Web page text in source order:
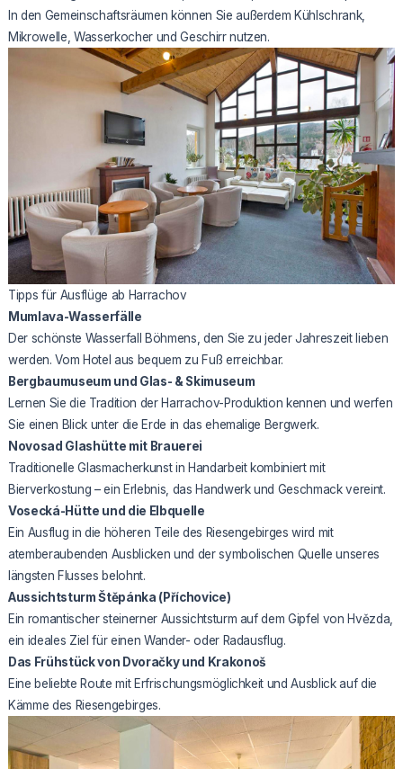
In den Gemeinschaftsräumen können Sie außerdem Kühlschrank,
Mikrowelle, Wasserkocher und Geschirr nutzen.
Tipps für Ausflüge ab Harrachov
Mumlava-Wasserfälle
Der schönste Wasserfall Böhmens, den Sie zu jeder Jahreszeit lieben
werden. Vom Hotel aus bequem zu Fuß erreichbar.
Bergbaumuseum und Glas- & Skimuseum
Lernen Sie die Tradition der Harrachov-Produktion kennen und werfen
Sie einen Blick unter die Erde in das ehemalige Bergwerk.
Novosad Glashütte mit Brauerei
Traditionelle Glasmacherkunst in Handarbeit kombiniert mit
Bierverkostung – ein Erlebnis, das Handwerk und Geschmack vereint.
Vosecká-Hütte und die Elbquelle
Ein Ausflug in die höheren Teile des Riesengebirges wird mit
atemberaubenden Ausblicken und der symbolischen Quelle unseres
längsten Flusses belohnt.
Aussichtsturm Štěpánka (Příchovice)
Ein romantischer steinerner Aussichtsturm auf dem Gipfel von Hvězda,
ein ideales Ziel für einen Wander- oder Radausflug.
Das Frühstück von Dvoračky und Krakonoš
Eine beliebte Route mit Erfrischungsmöglichkeit und Ausblick auf die
Kämme des Riesengebirges.